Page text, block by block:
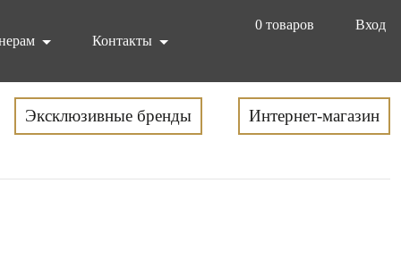
0 товаров
Вход
Контакты
Эксклюзивные бренды Интернет-магазин